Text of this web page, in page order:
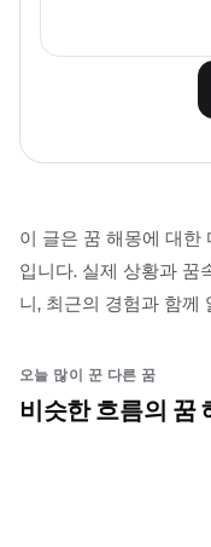
이 글은 꿈 해몽에 대한
입니다. 실제 상황과 꿈
니, 최근의 경험과 함께
오늘 많이 꾼 다른 꿈
비슷한 흐름의 꿈